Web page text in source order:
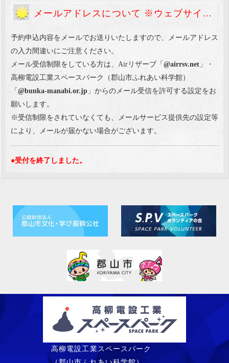
メールアドレスについて ※ウェブサイトからの予約申込のみ
予約申込内容をメールでお送りいたしますので、メールアドレス
の入力間違いにご注意ください。
メール受信制限をしている方は、Airリザーブ「 @airrsv.net 」・
高柳電設工業スペースパーク（郡山市ふれあい科学館）
「 @bunka-manabi.or.jp 」からのメール受信を許可する設定をお
願いします。
※受信制限をされていなくても、メールサービス提供先の設定等
により、メールが届かない場合がございます。
●受付を終了しました。
高柳電設工業スペースパーク